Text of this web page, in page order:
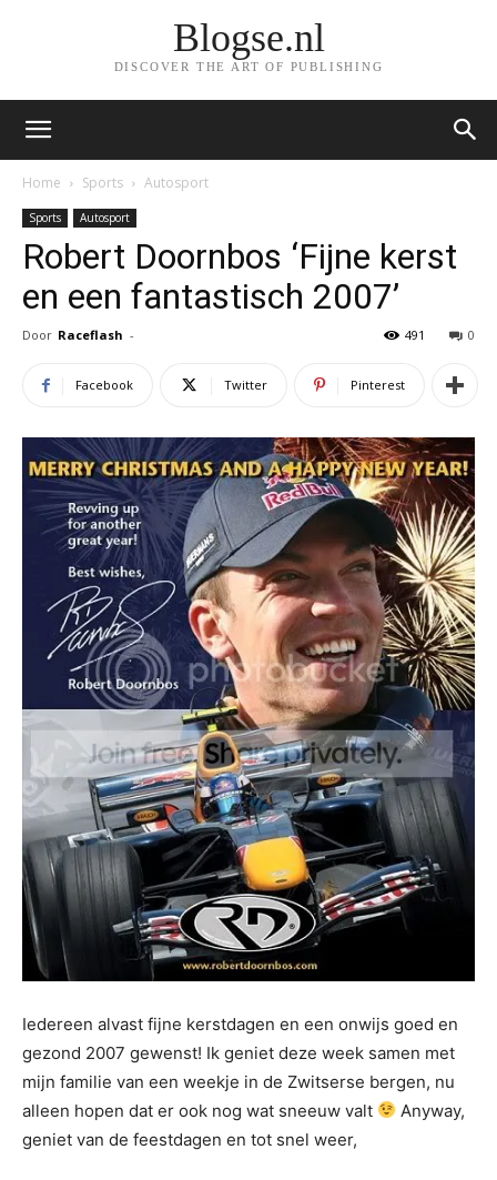
Blogse.nl
DISCOVER THE ART OF PUBLISHING
Home Sports Autosport
Sports Autosport
Robert Doornbos ‘Fijne kerst
en een fantastisch 2007’
Door Raceflash - 0
491
Facebook Twitter Pinterest
Iedereen alvast fijne kerstdagen en een onwijs goed en
gezond 2007 gewenst! Ik geniet deze week samen met
mijn familie van een weekje in de Zwitserse bergen, nu
alleen hopen dat er ook nog wat sneeuw valt
Anyway,
geniet van de feestdagen en tot snel weer,